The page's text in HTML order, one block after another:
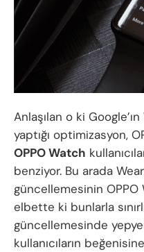
Anlaşılan o ki
yaptığı optimizasyon,
OPPO Watch
benziyor. Bu arada
güncellemesinin OPPO
elbette ki bunlarla
güncellemesinde
kullanıcıların